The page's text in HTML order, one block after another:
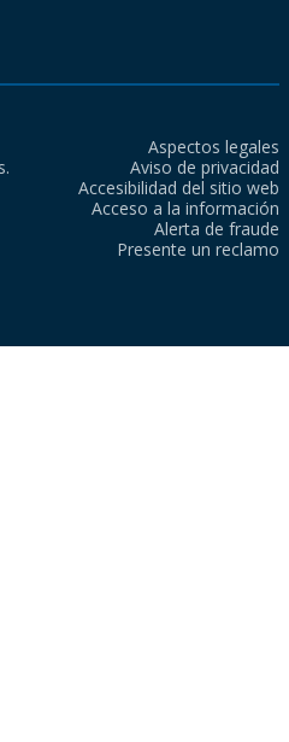
Aspectos legales
Aviso de privacidad
Accesibilidad del sitio web
Acceso a la información
Alerta de fraude
Presente un reclamo